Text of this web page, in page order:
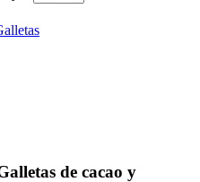
de cacao y